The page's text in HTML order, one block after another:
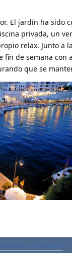
El jardín ha sido
privada, un
relax. Junto a
de semana con
que se
en España